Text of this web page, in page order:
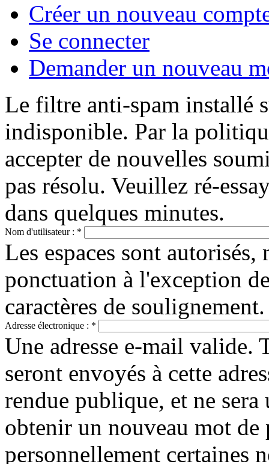
Créer un nouveau
Se connecter
Demander un nouveau
Le filtre anti-spam installé
indisponible. Par la
accepter de nouvelles
pas résolu. Veuillez ré-
dans quelques minutes.
Nom d'utilisateur : *
Les espaces sont autorisés,
ponctuation à l'exception
caractères de soulignement.
Adresse électronique : *
Une adresse e-mail valide.
seront envoyés à cette
rendue publique, et ne
obtenir un nouveau mot de
personnellement certaines